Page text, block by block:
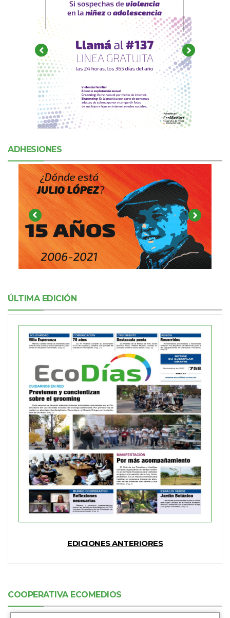
ADHESIONES
ÚLTIMA EDICIÓN
EDICIONES ANTERIORES
COOPERATIVA ECOMEDIOS